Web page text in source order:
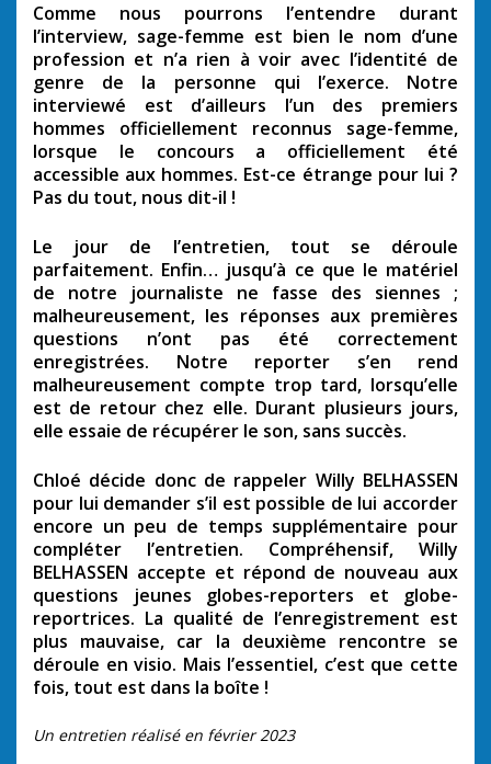
Comme nous pourrons l’entendre durant
l’interview, sage-femme est bien le nom d’une
profession et n’a rien à voir avec l’identité de
genre de la personne qui l’exerce. Notre
interviewé est d’ailleurs l’un des premiers
hommes officiellement reconnus sage-femme,
lorsque le concours a officiellement été
accessible aux hommes. Est-ce étrange pour lui ?
Pas du tout, nous dit-il !
Le jour de l’entretien, tout se déroule
parfaitement. Enfin… jusqu’à ce que le matériel
de notre journaliste ne fasse des siennes ;
malheureusement, les réponses aux premières
questions n’ont pas été correctement
enregistrées. Notre reporter s’en rend
malheureusement compte trop tard, lorsqu’elle
est de retour chez elle. Durant plusieurs jours,
elle essaie de récupérer le son, sans succès.
Chloé décide donc de rappeler Willy BELHASSEN
pour lui demander s’il est possible de lui accorder
encore un peu de temps supplémentaire pour
compléter l’entretien. Compréhensif, Willy
BELHASSEN accepte et répond de nouveau aux
questions jeunes globes-reporters et globe-
reportrices. La qualité de l’enregistrement est
plus mauvaise, car la deuxième rencontre se
déroule en visio. Mais l’essentiel, c’est que cette
fois, tout est dans la boîte !
Un entretien réalisé en février 2023